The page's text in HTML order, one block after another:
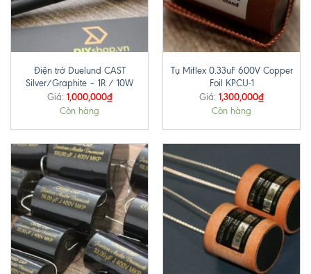
Điện trở Duelund CAST
Silver/Graphite – 1R / 10W
Giá: 1,000,000₫
Còn hàng
Tụ Miflex 0.33uF 600V Copper
Foil KPCU-1
Giá: 1,300,000₫
Còn hàng